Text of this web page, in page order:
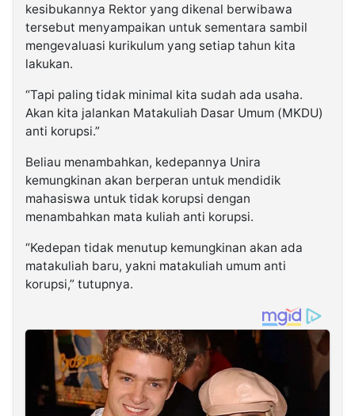
kesibukannya Rektor yang dikenal berwibawa
tersebut menyampaikan untuk sementara sambil
mengevaluasi kurikulum yang setiap tahun kita
lakukan.
“Tapi paling tidak minimal kita sudah ada usaha.
Akan kita jalankan Matakuliah Dasar Umum (MKDU)
anti korupsi.”
Beliau menambahkan, kedepannya Unira
kemungkinan akan berperan untuk mendidik
mahasiswa untuk tidak korupsi dengan
menambahkan mata kuliah anti korupsi.
“Kedepan tidak menutup kemungkinan akan ada
matakuliah baru, yakni matakuliah umum anti
korupsi,” tutupnya.